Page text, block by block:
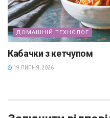
ДОМАШНІЙ ТЕХНОЛОГ
Кабачки з кетчупом
19 ЛИПНЯ, 2026